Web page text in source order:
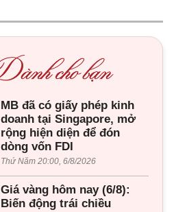
MB đã có giấy phép kinh
doanh tại Singapore, mở
rộng hiện diện để đón
dòng vốn FDI
Thứ Năm 20:00, 6/8/2026
Giá vàng hôm nay (6/8):
Biến động trái chiều